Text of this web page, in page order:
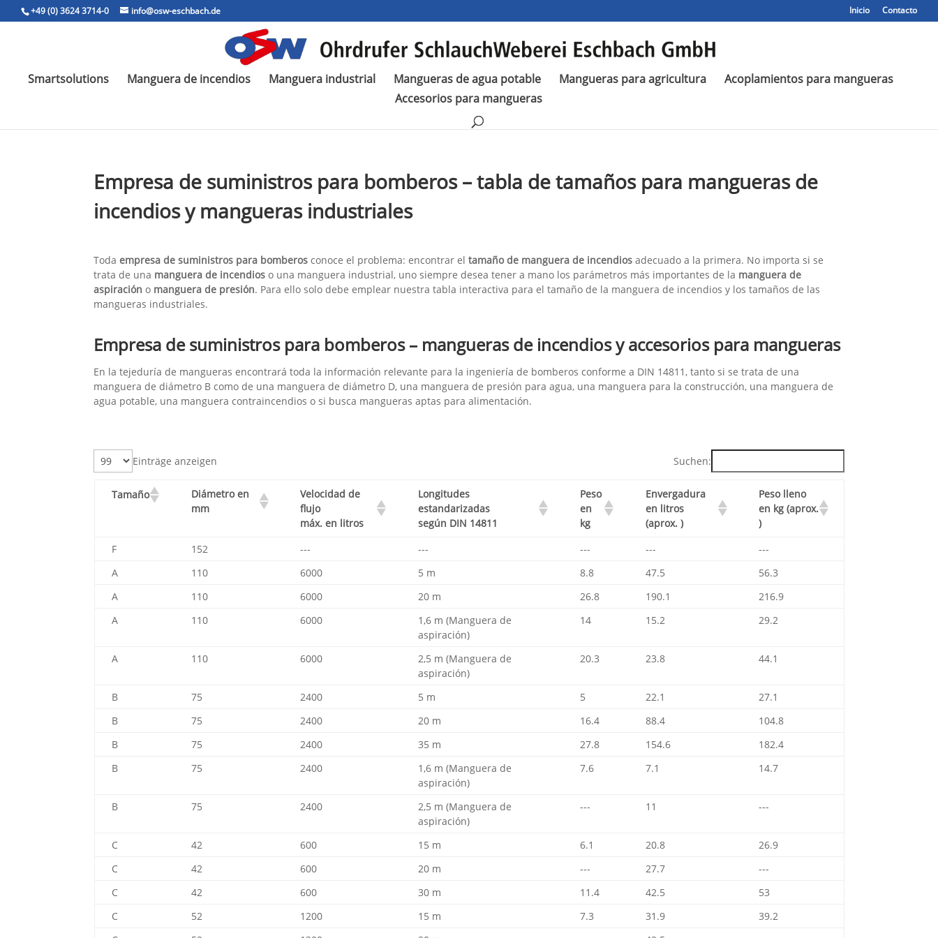
+49 (0) 3624 3714-0 info@osw-eschbach.de Inicio Contacto
Smartsolutions Manguera de incendios Manguera industrial Mangueras de agua potable Mangueras para agricultura
Acoplamientos para mangueras
Accesorios para mangueras
Empresa de suministros para bomberos – tabla de tamaños para mangueras de
incendios y mangueras industriales
Todaempresa de suministros para bomberos conoce el problema: encontrar eltamaño de manguera de incendios adecuado a la primera. No importa si se
trata de una manguera de incendios o una manguera industrial, uno siempre desea tener a mano los parámetros más importantes de la manguera de
aspiración o manguera de presión. Para ello solo debe emplear nuestra tabla interactiva para el tamaño de la manguera de incendios y los tamaños de las
mangueras industriales.
Empresa de suministros para bomberos – mangueras de incendios y accesorios para mangueras
En la tejeduría de mangueras encontrará toda la información relevante para la ingeniería de bomberos conforme a DIN 14811, tanto si se trata de una
manguera de diámetro B como de una manguera de diámetro D, una manguera de presión para agua, una manguera para la construcción, una manguera de
agua potable, una manguera contraincendios o si busca mangueras aptas para alimentación.
Einträge anzeigen Suchen:
Tamaño
Diámetro en
mm
Velocidad de
flujo
máx. en litros
Longitudes
estandarizadas
según DIN 14811
Peso
en
kg
Envergadura
en litros
(aprox. )
Peso lleno
en kg (aprox.
)
F
152 --- --- --- ---
---
A
110 6000 5 m 8.8 47.5
56.3
A
110 6000 20 m 26.8 190.1
216.9
A
110 6000
1,6 m (Manguera de
aspiración)
14 15.2 29.2
A 110 6000
2,5 m (Manguera de
aspiración)
20.3 23.8 44.1
B 75 2400 5 m 5 22.1
27.1
B
75 2400 20 m 16.4 88.4
104.8
B
75 2400 35 m 27.8 154.6
182.4
B
75 2400
1,6 m (Manguera de
aspiración)
7.6 7.1 14.7
B 75 2400
2,5 m (Manguera de
aspiración)
--- 11 ---
C 42 600 15 m 6.1 20.8
26.9
C
42 600 20 m --- 27.7
---
C
42 600 30 m 11.4 42.5
53
C
52 1200 15 m 7.3 31.9
39.2